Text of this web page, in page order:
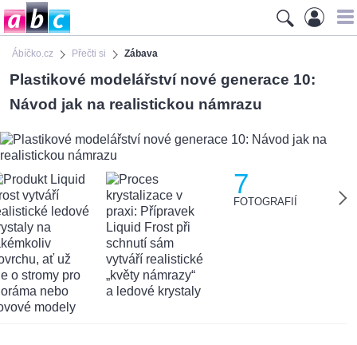
Ábíčko.cz Přečti si Zábava
Plastikové modelářství nové generace 10:
Návod jak na realistickou námrazu
7
FOTOGRAFIÍ